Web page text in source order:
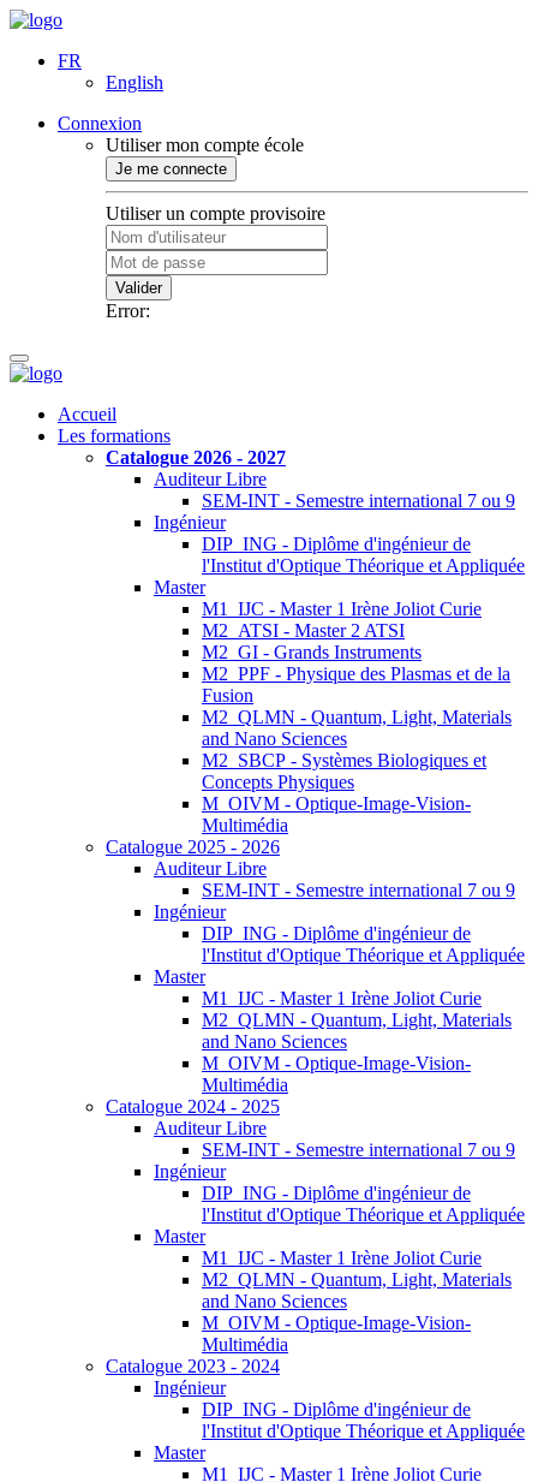
FR
English
Connexion
Utiliser mon compte école
Je me connecte
Utiliser un compte provisoire
Valider
Error:
Accueil
Les formations
Catalogue 2026 - 2027
Auditeur Libre
SEM-INT - Semestre international 7 ou 9
Ingénieur
DIP_ING - Diplôme d'ingénieur de
l'Institut d'Optique Théorique et Appliquée
Master
M1_IJC - Master 1 Irène Joliot Curie
M2_ATSI - Master 2 ATSI
M2_GI - Grands Instruments
M2_PPF - Physique des Plasmas et de la
Fusion
M2_QLMN - Quantum, Light, Materials
and Nano Sciences
M2_SBCP - Systèmes Biologiques et
Concepts Physiques
M_OIVM - Optique-Image-Vision-
Multimédia
Catalogue 2025 - 2026
Auditeur Libre
SEM-INT - Semestre international 7 ou 9
Ingénieur
DIP_ING - Diplôme d'ingénieur de
l'Institut d'Optique Théorique et Appliquée
Master
M1_IJC - Master 1 Irène Joliot Curie
M2_QLMN - Quantum, Light, Materials
and Nano Sciences
M_OIVM - Optique-Image-Vision-
Multimédia
Catalogue 2024 - 2025
Auditeur Libre
SEM-INT - Semestre international 7 ou 9
Ingénieur
DIP_ING - Diplôme d'ingénieur de
l'Institut d'Optique Théorique et Appliquée
Master
M1_IJC - Master 1 Irène Joliot Curie
M2_QLMN - Quantum, Light, Materials
and Nano Sciences
M_OIVM - Optique-Image-Vision-
Multimédia
Catalogue 2023 - 2024
Ingénieur
DIP_ING - Diplôme d'ingénieur de
l'Institut d'Optique Théorique et Appliquée
Master
M1_IJC - Master 1 Irène Joliot Curie